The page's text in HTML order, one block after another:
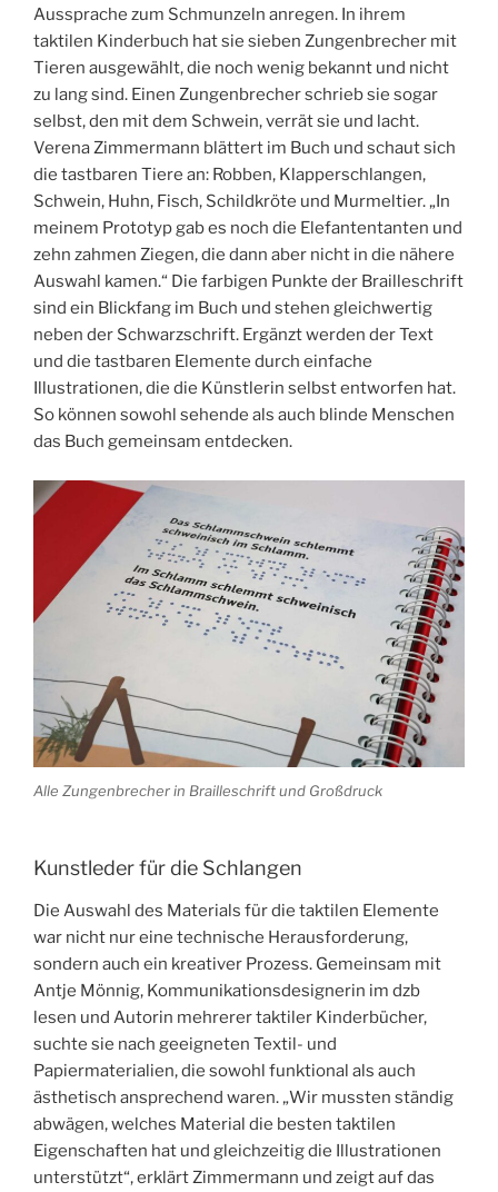
Aussprache zum Schmunzeln anregen. In ihrem
taktilen Kinderbuch hat sie sieben Zungenbrecher mit
Tieren ausgewählt, die noch wenig bekannt und nicht
zu lang sind. Einen Zungenbrecher schrieb sie sogar
selbst, den mit dem Schwein, verrät sie und lacht.
Verena Zimmermann blättert im Buch und schaut sich
die tastbaren Tiere an: Robben, Klapperschlangen,
Schwein, Huhn, Fisch, Schildkröte und Murmeltier. „In
meinem Prototyp gab es noch die Elefantentanten und
zehn zahmen Ziegen, die dann aber nicht in die nähere
Auswahl kamen.“ Die farbigen Punkte der Brailleschrift
sind ein Blickfang im Buch und stehen gleichwertig
neben der Schwarzschrift. Ergänzt werden der Text
und die tastbaren Elemente durch einfache
Illustrationen, die die Künstlerin selbst entworfen hat.
So können sowohl sehende als auch blinde Menschen
das Buch gemeinsam entdecken.
Alle Zungenbrecher in Brailleschrift und Großdruck
Kunstleder für die Schlangen
Die Auswahl des Materials für die taktilen Elemente
war nicht nur eine technische Herausforderung,
sondern auch ein kreativer Prozess. Gemeinsam mit
Antje Mönnig, Kommunikationsdesignerin im dzb
lesen und Autorin mehrerer taktiler Kinderbücher,
suchte sie nach geeigneten Textil- und
Papiermaterialien, die sowohl funktional als auch
ästhetisch ansprechend waren. „Wir mussten ständig
abwägen, welches Material die besten taktilen
Eigenschaften hat und gleichzeitig die Illustrationen
unterstützt“, erklärt Zimmermann und zeigt auf das